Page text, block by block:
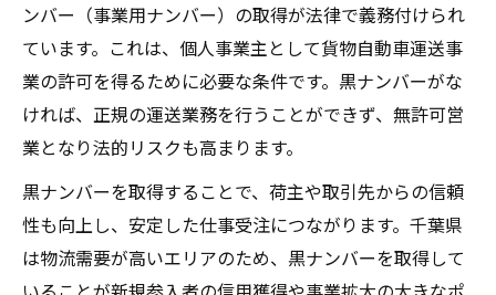
ンバー（事業用ナンバー）の取得が法律で義務付けられ
ています。これは、個人事業主として貨物自動車運送事
業の許可を得るために必要な条件です。黒ナンバーがな
ければ、正規の運送業務を行うことができず、無許可営
業となり法的リスクも高まります。
黒ナンバーを取得することで、荷主や取引先からの信頼
性も向上し、安定した仕事受注につながります。千葉県
は物流需要が高いエリアのため、黒ナンバーを取得して